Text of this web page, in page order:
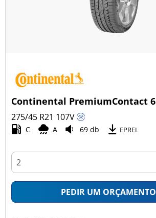
Continental PremiumContact 6
275/45 R21 107V
C A 69 db EPREL
PEDIR UM ORÇAMENTO